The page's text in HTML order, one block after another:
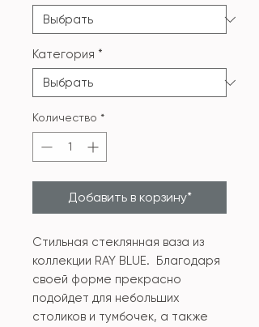
Категория *
Количество *
Добавить в корзину*
Стильная стеклянная ваза из
коллекции RAY BLUE. Благодаря
своей форме прекрасно
подойдет для небольших
столиков и тумбочек, а также